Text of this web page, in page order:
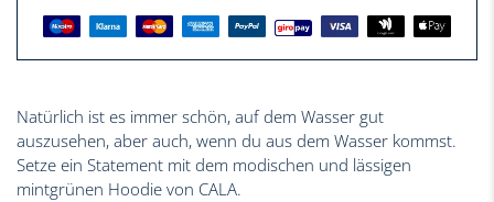
Natürlich ist es immer schön, auf dem Wasser gut
auszusehen, aber auch, wenn du aus dem Wasser kommst.
Setze ein Statement mit dem modischen und lässigen
mintgrünen Hoodie von CALA.